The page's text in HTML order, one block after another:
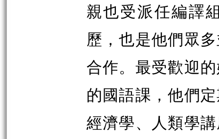
親也受派任編譯
歷，也是他們眾
合作。最受歡迎
的國語課，他們
經濟學、人類學